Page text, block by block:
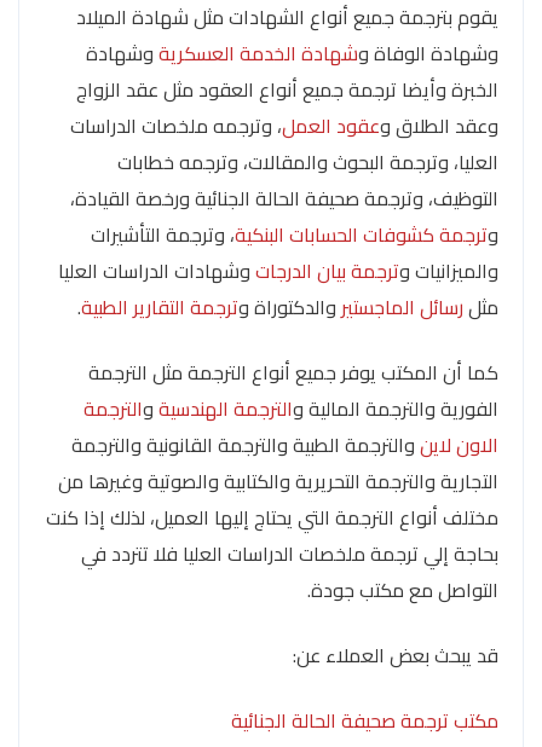
يقوم بترجمة جميع أنواع الشهادات مثل شهادة الميلاد
وشهادة الوفاة وشهادة الخدمة العسكريةوشهادة
الخبرة وأيضا ترجمة جميع أنواع العقود مثل عقد الزواج
وعقد الطلاق وعقود العمل، وترجمه ملخصات الدراسات
العليا، وترجمة البحوث والمقالات، وترجمه خطابات
التوظيف، وترجمة صحيفة الحالة الجنائية ورخصة القيادة،
وترجمة كشوفات الحسابات البنكية، وترجمة التأشيرات
والميزانيات وترجمة بيان الدرجاتوشهادات الدراسات العليا
مثلرسائل الماجستير والدكتوراة وترجمة التقارير الطبية.
كما أن المكتب يوفر جميع أنواع الترجمة مثل الترجمة
الفورية والترجمة المالية والترجمة الهندسيةوالترجمة
الاون لاينوالترجمة الطبية والترجمة القانونية والترجمة
التجارية والترجمة التحريرية والكتابية والصوتية وغيرها من
مختلف أنواع الترجمة التي يحتاج إليها العميل، لذلك إذا كنت
بحاجة إلي ترجمة ملخصات الدراسات العليا فلا تتردد في
التواصل مع مكتب جودة.
قد يبحث بعض العملاء عن:
مكتب ترجمة صحيفة الحالة الجنائية